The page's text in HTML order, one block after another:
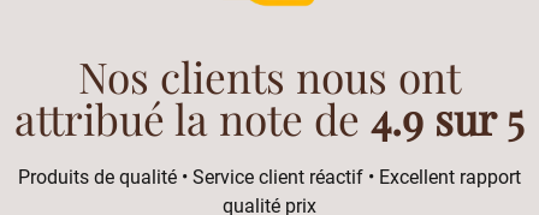
Nos clients nous ont
attribué la note de 4.9 sur 5
Produits de qualité • Service client réactif • Excellent rapport
qualité prix